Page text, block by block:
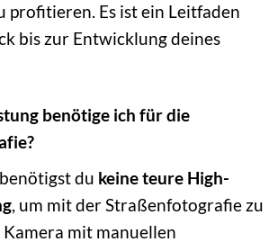
profitieren. Es ist ein Leitfaden
bis zur Entwicklung deines
benötige ich für die
du keine teure High-
, um mit der Straßenfotografie zu
Kamera mit manuellen